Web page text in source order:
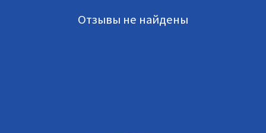
Отзывы не найдены